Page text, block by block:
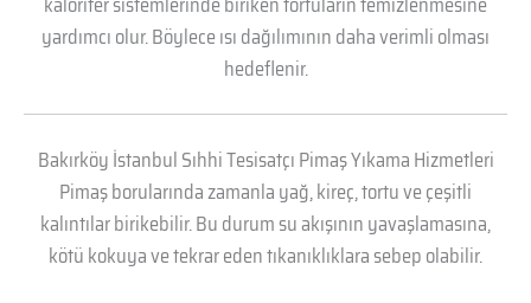
yardımcı olur. Böylece ısı dağılımının daha verimli olması
hedeflenir.
Bakırköy İstanbul Sıhhi Tesisatçı Pimaş Yıkama Hizmetleri
Pimaş borularında zamanla yağ, kireç, tortu ve çeşitli
kalıntılar birikebilir. Bu durum su akışının yavaşlamasına,
kötü kokuya ve tekrar eden tıkanıklıklara sebep olabilir.